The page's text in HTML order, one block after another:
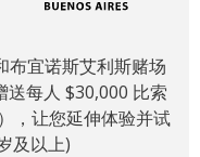
布宜诺斯艾利斯赌场
送每人 $30,000 比索
，让您延伸体验并试
及以上)